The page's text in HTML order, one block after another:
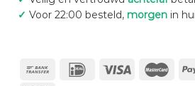
✓ Voor 22:00 besteld, morgenin